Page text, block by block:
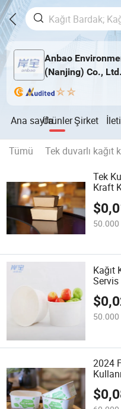
Anbao
(Nanjing) Co., Ltd.
Ana sayfaÜrünlerŞirket
Tümü Tek duvarlı kağıt
Tek
Kraft
$
50.000
Kağıt
Servis
$
50.000
2024
$